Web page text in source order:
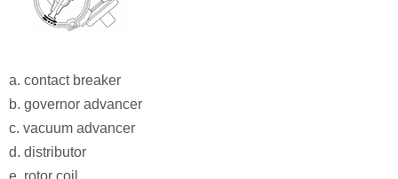
a. contact breaker
b. governor advancer
c. vacuum advancer
d. distributor
e. rotor coil